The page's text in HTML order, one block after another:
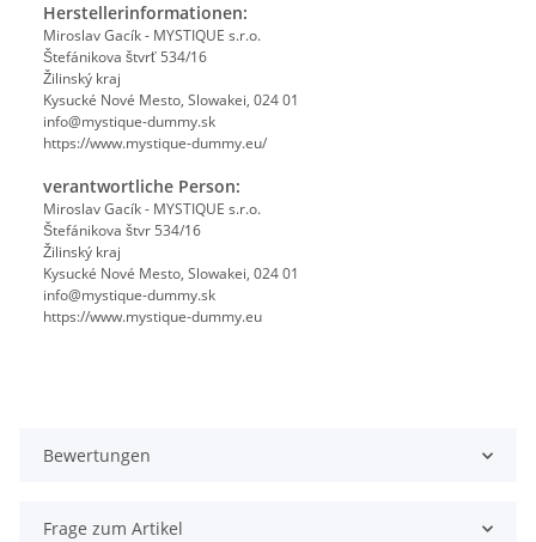
Herstellerinformationen:
Miroslav Gacík - MYSTIQUE s.r.o.
Štefánikova štvrť 534/16
Žilinský kraj
Kysucké Nové Mesto, Slowakei, 024 01
info@mystique-dummy.sk
https://www.mystique-dummy.eu/
verantwortliche Person:
Miroslav Gacík - MYSTIQUE s.r.o.
Štefánikova štvr 534/16
Žilinský kraj
Kysucké Nové Mesto, Slowakei, 024 01
info@mystique-dummy.sk
https://www.mystique-dummy.eu
Bewertungen
Frage zum Artikel